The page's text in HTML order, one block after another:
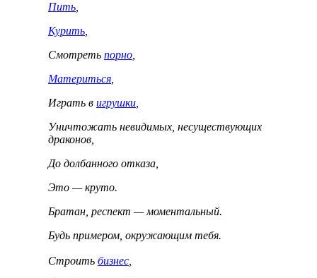
Пить
Курить
Смотреть порно
Материться
Играть в игрушки
Уничтожать невидимых, несуществующих
драконов,
До долбанного отказа,
Это — круто.
Братан, респект — моментальный.
Будь примером, окружающим тебя.
Строить бизнес